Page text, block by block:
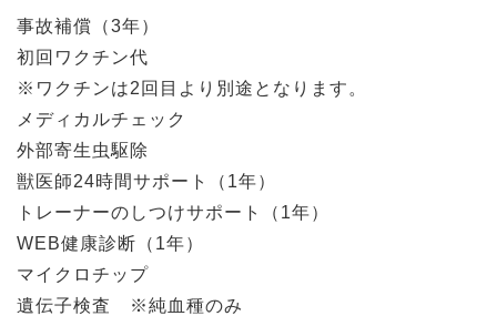
事故補償（3年）
初回ワクチン代
※ワクチンは2回目より別途となります。
メディカルチェック
外部寄生虫駆除
獣医師24時間サポート（1年）
トレーナーのしつけサポート（1年）
WEB健康診断（1年）
マイクロチップ
遺伝子検査 ※純血種のみ